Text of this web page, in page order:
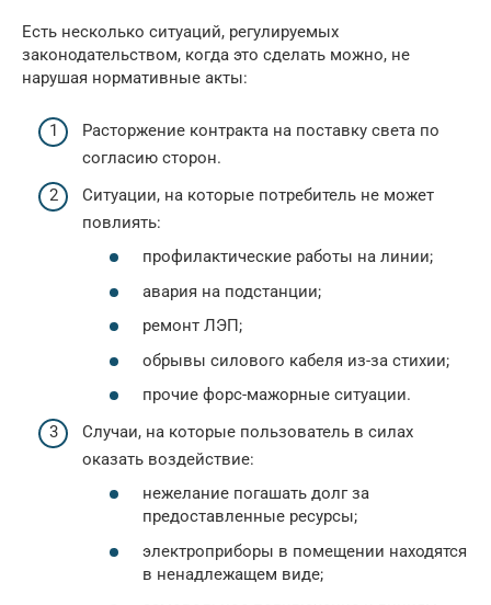
Есть несколько ситуаций, регулируемых
законодательством, когда это сделать можно, не
нарушая нормативные акты:
Расторжение контракта на поставку света по
согласию сторон.
Ситуации, на которые потребитель не может
повлиять:
профилактические работы на линии;
авария на подстанции;
ремонт ЛЭП;
обрывы силового кабеля из-за стихии;
прочие форс-мажорные ситуации.
Случаи, на которые пользователь в силах
оказать воздействие:
нежелание погашать долг за
предоставленные ресурсы;
электроприборы в помещении находятся
в ненадлежащем виде;